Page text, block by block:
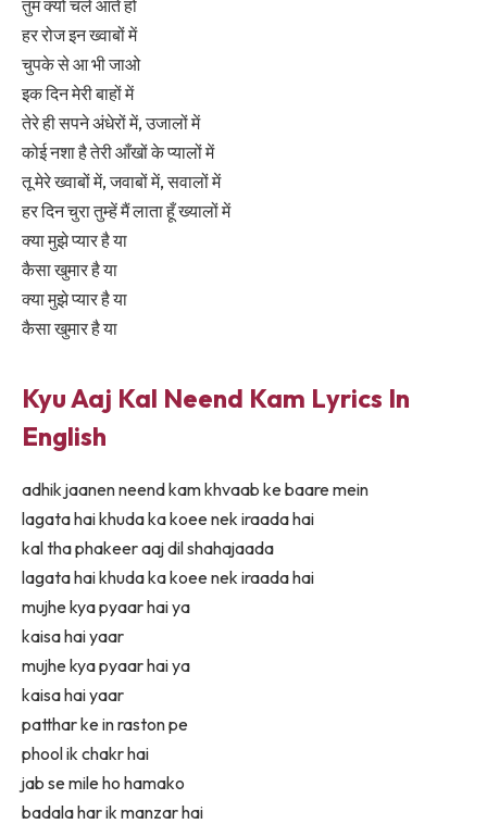
तुम क्यों चले आते हो
हर रोज इन ख्वाबों में
चुपके से आ भी जाओ
इक दिन मेरी बाहों में
तेरे ही सपने अंधेरों में, उजालों में
कोई नशा है तेरी आँखों के प्यालों में
तू मेरे ख्वाबों में, जवाबों में, सवालों में
हर दिन चुरा तुम्हें मैं लाता हूँ ख्यालों में
क्या मुझे प्यार है या
कैसा खुमार है या
क्या मुझे प्यार है या
कैसा खुमार है या
Kyu Aaj Kal Neend Kam Lyrics In
English
adhik jaanen neend kam khvaab ke baare mein
lagata hai khuda ka koee nek iraada hai
kal tha phakeer aaj dil shahajaada
lagata hai khuda ka koee nek iraada hai
mujhe kya pyaar hai ya
kaisa hai yaar
mujhe kya pyaar hai ya
kaisa hai yaar
patthar ke in raston pe
phool ik chakr hai
jab se mile ho hamako
badala har ik manzar hai